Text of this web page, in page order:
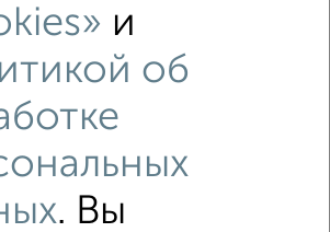
ценой
76 с ценой ниже
и
об
. Вы